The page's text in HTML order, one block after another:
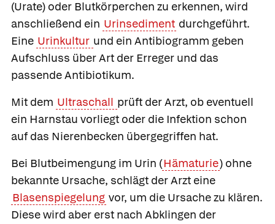
(Urate) oder Blutkörperchen zu erkennen, wird
anschließend ein Urinsediment durchgeführt.
Eine Urinkultur und ein Antibiogramm geben
Aufschluss über Art der Erreger und das
passende Antibiotikum.
Mit dem Ultraschall prüft der Arzt, ob eventuell
ein Harnstau vorliegt oder die Infektion schon
auf das Nierenbecken übergegriffen hat.
Bei Blutbeimengung im Urin (Hämaturie) ohne
bekannte Ursache, schlägt der Arzt eine
Blasenspiegelung vor, um die Ursache zu klären.
Diese wird aber erst nach Abklingen der